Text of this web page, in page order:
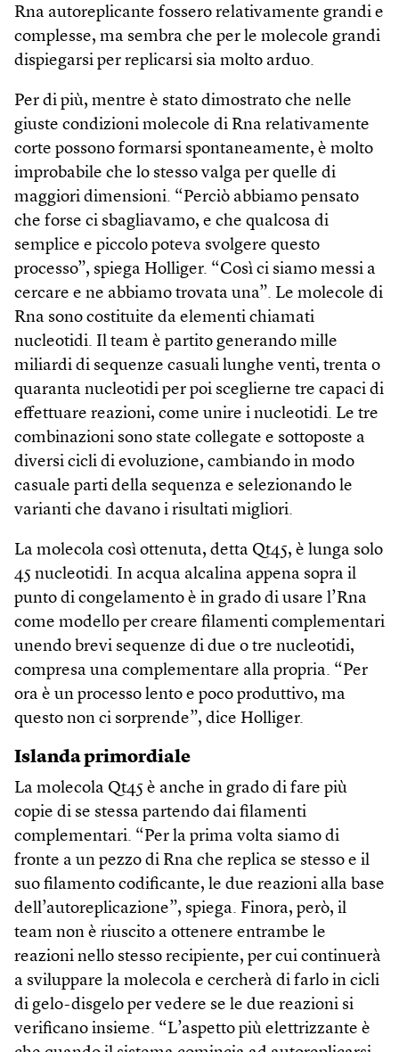
Rna autoreplicante fossero relativamente grandi e
complesse, ma sembra che per le molecole grandi
dispiegarsi per replicarsi sia molto arduo.
Per di più, mentre è stato dimostrato che nelle
giuste condizioni molecole di Rna relativamente
corte possono formarsi spontaneamente, è molto
improbabile che lo stesso valga per quelle di
maggiori dimensioni. “Perciò abbiamo pensato
che forse ci sbagliavamo, e che qualcosa di
semplice e piccolo poteva svolgere questo
processo”, spiega Holliger. “Così ci siamo messi a
cercare e ne abbiamo trovata una”. Le molecole di
Rna sono costituite da elementi chiamati
nucleotidi. Il team è partito generando mille
miliardi di sequenze casuali lunghe venti, trenta o
quaranta nucleotidi per poi sceglierne tre capaci di
effettuare reazioni, come unire i nucleotidi. Le tre
combinazioni sono state collegate e sottoposte a
diversi cicli di evoluzione, cambiando in modo
casuale parti della sequenza e selezionando le
varianti che davano i risultati migliori.
La molecola così ottenuta, detta Qt45, è lunga solo
45 nucleotidi. In acqua alcalina appena sopra il
punto di congelamento è in grado di usare l’Rna
come modello per creare filamenti complementari
unendo brevi sequenze di due o tre nucleotidi,
compresa una complementare alla propria. “Per
ora è un processo lento e poco produttivo, ma
questo non ci sorprende”, dice Holliger.
Islanda primordiale
La molecola Qt45 è anche in grado di fare più
copie di se stessa partendo dai filamenti
complementari. “Per la prima volta siamo di
fronte a un pezzo di Rna che replica se stesso e il
suo filamento codificante, le due reazioni alla base
dell’autoreplicazione”, spiega. Finora, però, il
team non è riuscito a ottenere entrambe le
reazioni nello stesso recipiente, per cui continuerà
a sviluppare la molecola e cercherà di farlo in cicli
di gelo-disgelo per vedere se le due reazioni si
verificano insieme. “L’aspetto più elettrizzante è